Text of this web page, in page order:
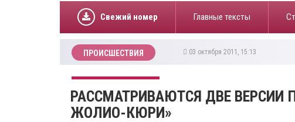
Свежий номер Главные тексты
ПРОИСШЕСТВИЯ 03 октября 2011, 15:13
РАССМАТРИВАЮТСЯ ДВЕ ВЕРСИИ
ЖОЛИО-КЮРИ»